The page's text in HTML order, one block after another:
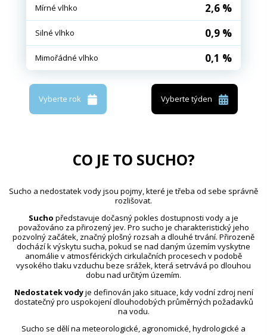
Mírné vlhko 2,6 %
Silné vlhko 0,9 %
Mimořádné vlhko 0,1 %
Vyberte rok Vyberte týden
CO JE TO SUCHO?
Sucho a nedostatek vody jsou pojmy, které je třeba od sebe správně
rozlišovat.
Sucho představuje dočasný pokles dostupnosti vody a je
považováno za přirozený jev. Pro sucho je charakteristický jeho
pozvolný začátek, značný plošný rozsah a dlouhé trvání. Přirozeně
dochází k výskytu sucha, pokud se nad daným územím vyskytne
anomálie v atmosférických cirkulačních procesech v podobě
vysokého tlaku vzduchu beze srážek, která setrvává po dlouhou
dobu nad určitým územím.
Nedostatek vodyje definován jako situace, kdy vodní zdroj není
dostatečný pro uspokojení dlouhodobých průměrných požadavků
na vodu.
Sucho se dělí na meteorologické, agronomické, hydrologické a